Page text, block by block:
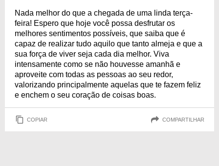
Nada melhor do que a chegada de uma linda terça-
feira! Espero que hoje você possa desfrutar os
melhores sentimentos possíveis, que saiba que é
capaz de realizar tudo aquilo que tanto almeja e que a
sua força de viver seja cada dia melhor. Viva
intensamente como se não houvesse amanhã e
aproveite com todas as pessoas ao seu redor,
valorizando principalmente aquelas que te fazem feliz
e enchem o seu coração de coisas boas.
COPIAR COMPARTILHAR